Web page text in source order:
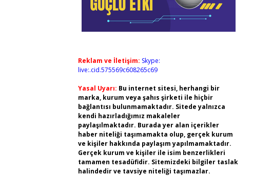
Reklam ve İletişim: Skype:
live:.cid.575569c608265c69
Yasal Uyarı: Bu internet sitesi, herhangi bir
marka, kurum veya şahıs şirketi ile hiçbir
bağlantısı bulunmamaktadır. Sitede yalnızca
kendi hazırladığımız makaleler
paylaşılmaktadır. Burada yer alan içerikler
haber niteliği taşımamakta olup, gerçek kurum
ve kişiler hakkında paylaşım yapılmamaktadır.
Gerçek kurum ve kişiler ile isim benzerlikleri
tamamen tesadüfidir. Sitemizdeki bilgiler taslak
halindedir ve tavsiye niteliği taşımazlar.